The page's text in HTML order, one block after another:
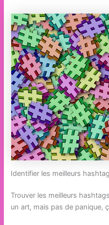
Identifier les meilleurs
Trouver les meilleurs
un art, mais pas de panique,